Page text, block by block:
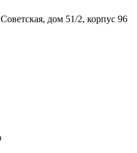
дом 51/2, корпус 96